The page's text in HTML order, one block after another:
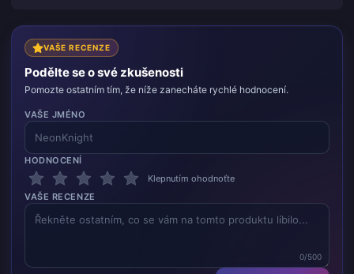
VAŠE RECENZE
Podělte se o své zkušenosti
Pomozte ostatním tím, že níže zanecháte rychlé hodnocení.
VAŠE JMÉNO
HODNOCENÍ
Klepnutím ohodnoťte
VAŠE RECENZE
0/500